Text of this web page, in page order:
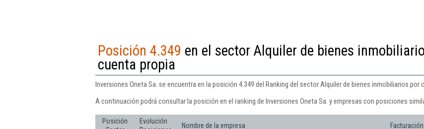
Posición 4.349 en el sector Alquiler de bienes
cuenta propia
Inversiones Oneta Sa. se encuentra en la posición 4.349 del Ranking del sector Alquiler de bienes inmobiliarios por
A continuación podrá consultar la posición en el ranking de Inversiones Oneta Sa. y empresas con posiciones
Posición
Evolución
Nombre de la empresa Facturación